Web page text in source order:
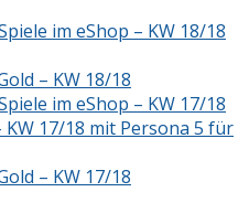
im eShop – KW 18/18
– KW 18/18
im eShop – KW 17/18
17/18 mit Persona 5 für
– KW 17/18